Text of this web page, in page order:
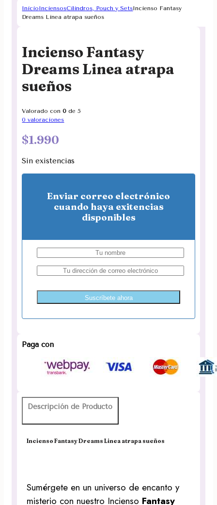
InicioInciensosCilindros, Pouch y SetsIncienso Fantasy
Dreams Linea atrapa sueños
Incienso Fantasy
Dreams Linea atrapa
sueños
Valorado con0 de 5
0 valoraciones
$1.990
Sin existencias
Enviar correo electrónico
cuando haya exitencias
disponibles
Suscríbete ahora
Paga con
Descripción de Producto
Incienso Fantasy Dreams Linea atrapa sueños
Sumérgete en un universo de encanto y
misterio con nuestro Incienso Fantasy